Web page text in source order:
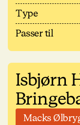
Type
Passer til
Isbjørn
Macks